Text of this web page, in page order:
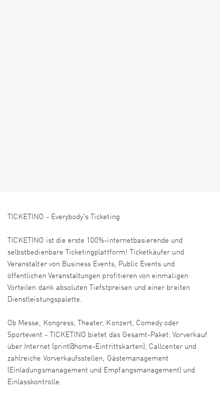
TICKETINO - Everybody's Ticketing
TICKETINO ist die erste 100%-internetbasierende und
selbstbedienbare Ticketingplattform! Ticketkäufer und
Veranstalter von Business Events, Public Events und
öffentlichen Veranstaltungen profitieren von einmaligen
Vorteilen dank absoluten Tiefstpreisen und einer breiten
Dienstleistungspalette.
Ob Messe, Kongress, Theater, Konzert, Comedy oder
Sportevent - TICKETINO bietet das Gesamt-Paket: Vorverkauf
über Internet (print@home-Eintrittskarten), Callcenter und
zahlreiche Vorverkaufsstellen, Gästemanagement
(Einladungsmanagement und Empfangsmanagement) und
Einlasskontrolle.